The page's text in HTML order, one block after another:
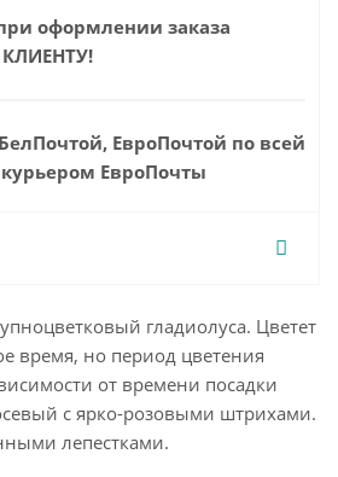
оформлении заказа
ЕвроПочтой по всей
ЕвроПочты
гладиолуса. Цветет
время, но период цветения
от времени посадки
с ярко-розовыми штрихами.
лепестками.